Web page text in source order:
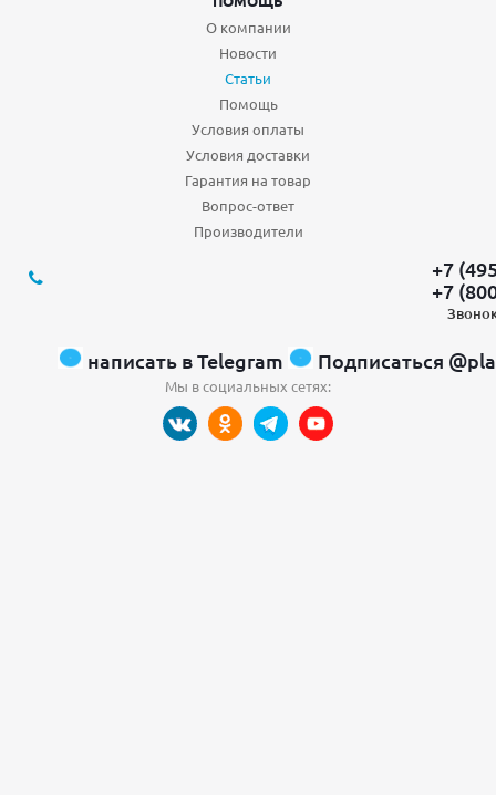
О компании
Новости
Статьи
Помощь
Условия оплаты
Условия доставки
Гарантия на товар
Вопрос-ответ
Производители
+7
+7
написать в Telegram Подписаться
Мы в социальных сетях: